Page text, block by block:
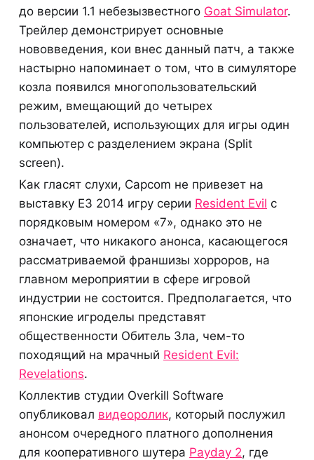
до версии 1.1 небезызвестного Goat Simulator.
Трейлер демонстрирует основные
нововведения, кои внес данный патч, а также
настырно напоминает о том, что в симуляторе
козла появился многопользовательский
режим, вмещающий до четырех
пользователей, использующих для игры один
компьютер с разделением экрана (Split
screen).
Как гласят слухи, Capcom не привезет на
выставку E3 2014 игру серии Resident Evil с
порядковым номером «7», однако это не
означает, что никакого анонса, касающегося
рассматриваемой франшизы хорроров, на
главном мероприятии в сфере игровой
индустрии не состоится. Предполагается, что
японские игроделы представят
общественности Обитель Зла, чем-то
походящий на мрачный Resident Evil:
Revelations.
Коллектив студии Overkill Software
опубликовал видеоролик, который послужил
анонсом очередного платного дополнения
для кооперативного шутера Payday 2, где